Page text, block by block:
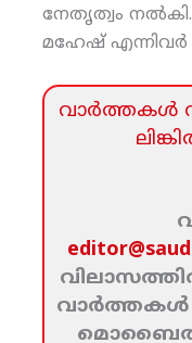
നേതൃത്വം
മഹേഷ്
വാര്‍ത്തകള്‍
മൊബൈല്‍